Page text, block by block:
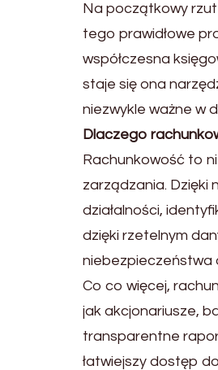
Na początkowy
tego prawidłowe
współczesna
staje się ona
niezwykle ważne w
Dlaczego
Rachunkowość to
zarządzania. Dzięki
działalności,
dzięki rzetelnym
niebezpieczeństwa
Co co więcej,
jak akcjonariusze,
transparentne
łatwiejszy dostęp